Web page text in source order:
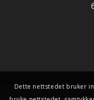
Dette nettstedet bruker